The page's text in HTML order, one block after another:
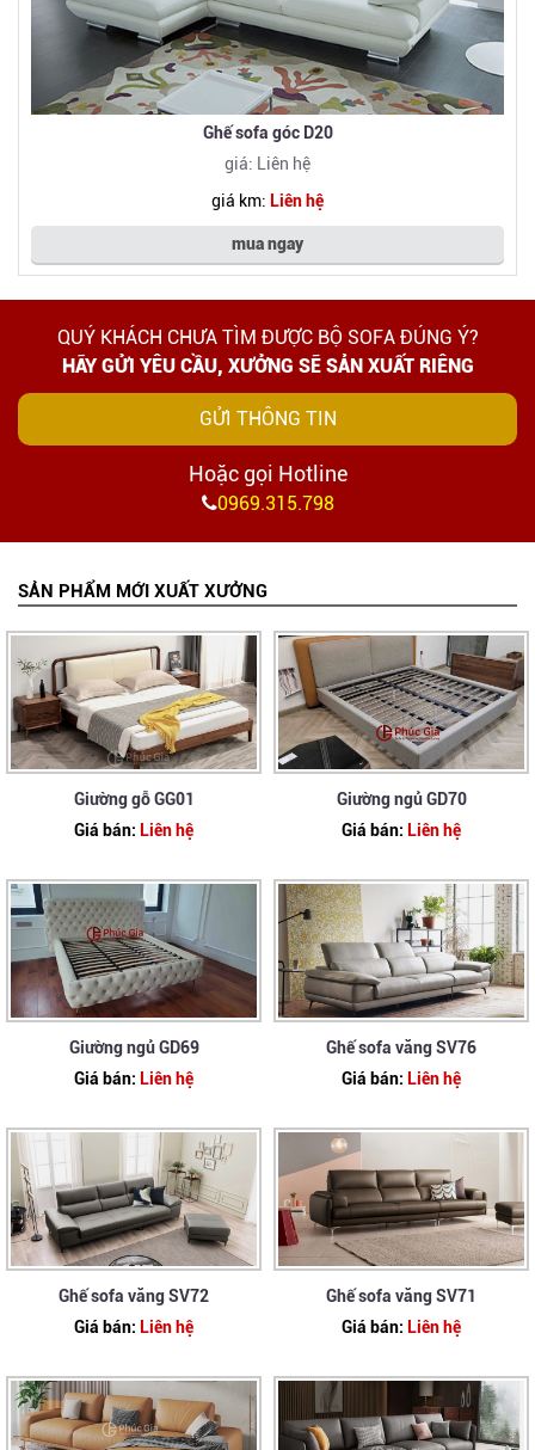
Ghế sofa góc D20
giá: Liên hệ
giá km: Liên hệ
mua ngay
QUÝ KHÁCH CHƯA TÌM ĐƯỢC BỘ SOFA ĐÚNG Ý?
HÃY GỬI YÊU CẦU, XƯỞNG SẼ SẢN XUẤT RIÊNG
GỬI THÔNG TIN
Hoặc gọi Hotline
0969.315.798
SẢN PHẨM MỚI XUẤT XƯỞNG
Giường gỗ GG01
Giá bán: Liên hệ
Giường ngủ GD70
Giá bán: Liên hệ
Giường ngủ GD69
Giá bán: Liên hệ
Ghế sofa văng SV76
Giá bán: Liên hệ
Ghế sofa văng SV72
Giá bán: Liên hệ
Ghế sofa văng SV71
Giá bán: Liên hệ